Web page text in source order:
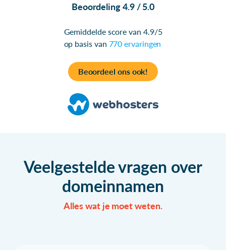
Beoordeling 4.9 / 5.0
Gemiddelde score van 4.9/5
op basis van 770 ervaringen
Beoordeel ons ook!
Veelgestelde vragen over
domeinnamen
Alles wat je moet weten.